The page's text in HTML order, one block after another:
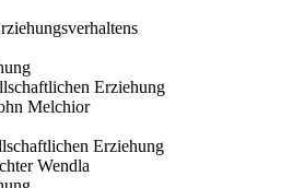
Erziehung
Melchior
Erziehung
Wendla